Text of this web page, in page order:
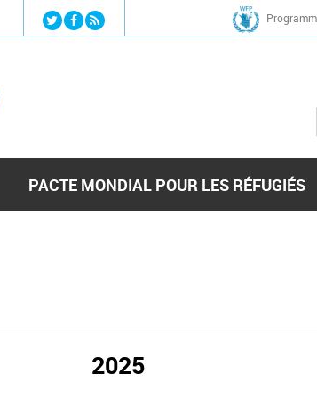
Jump to navigation
PACTE MONDIAL POUR LES RÉFUGIÉS
2025